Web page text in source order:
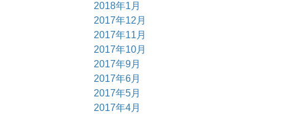
2018年1月
2017年12月
2017年11月
2017年10月
2017年9月
2017年6月
2017年5月
2017年4月